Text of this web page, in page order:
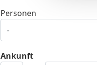
Ankunft
Personen